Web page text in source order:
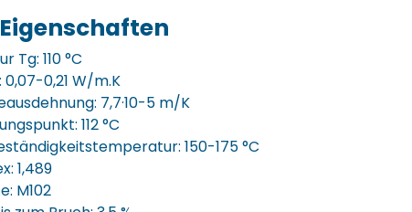
Tg: 110 °C
0,21 W/m.K
7,7·10-5 m/K
112 °C
150-175 °C
1,489
M102